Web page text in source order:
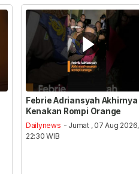
Febrie Adriansyah Akhirnya
Kenakan Rompi Orange
Dailynews - Jumat , 07 Aug 2026,
22:30 WIB